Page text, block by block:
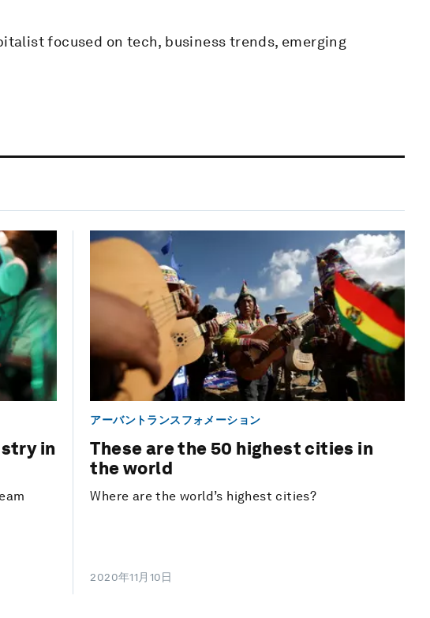
focused on tech, business trends, emerging
in
アーバントランスフォメーション
These are the 50 highest cities in
the world
Where are the world’s highest cities?
2020年11月10日